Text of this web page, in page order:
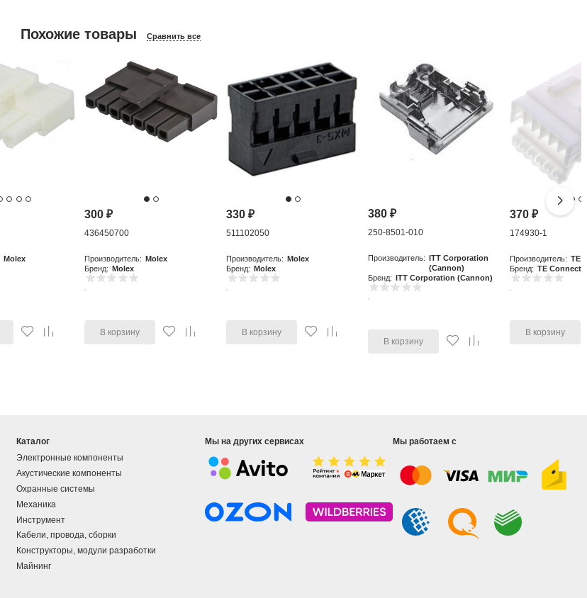
Похожие товары Сравнить все
Molex
300₽
436450700
Производитель:
Molex
Бренд:
Molex
В корзину
330₽
511102050
Производитель:
Molex
Бренд:
Molex
В корзину
380₽
250-8501-010
Производитель:
ITT Corporation
(Cannon)
Бренд:
ITT Corporation (Cannon)
В корзину
370₽
174930-1
Производитель: TE
Бренд: TE
В корзину
Каталог
Электронные компоненты
Акустические компоненты
Охранные системы
Механика
Инструмент
Кабели, провода, сборки
Конструкторы, модули разработки
Майнинг
Мы на других сервисах Мы работаем с